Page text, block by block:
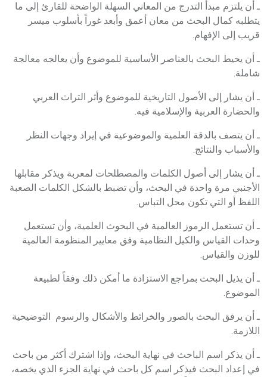
ـ أن يلتزم مبدأ التدرج من المعاني السهلة الواضحة للقارئ إلى ما
يتطلبه كمال البحث من معان أعمق وأبعد غوراً بأسلوب ميسر
قريب إلى الإفهام.
ـ أن يحيط البحث بالعناصر الأساسية للموضوع وأن يعالجه معالجة
شاملة.
ـ أن يشار إلى الأصول التاريخية للموضوع وأثر التراث العربي
والحضارة العربية والإسلامية فيه.
ـ أن يتصف بالدقة العلمية والموضوعية في إيراد وجهات النظر
والأسباب والنتائج.
ـ أن يشار إلى أصول الكلمات والمصطلحات لمعربة ويذكر مقابلها
الأجنبي مرة واحدة في البحث، وأن تضبط بالشكل الكلمات الصعبة
اللفظ أو التي تكون محل التباس.
ـ أن تستعمل الرموز العالمية في البحوث العلمية، وأن تستعمل
وحدات القياس والكيل النظامية وفق معايير المنظومة العالمية
للوزن والقياس.
ـ أن يذيل البحث بمراجع الاستزادة ما أمكن ذلك وفقاً لطبيعة
الموضوع.
ـ أن يرفق البحث بالصور والخرائط والأشكال والرسوم التوضيحية
اللازمة.
ـ أن يذكر اسم الباحث في نهاية البحث، وإذا اشترك أكثر من باحث
في إعداد البحث فيذكر اسم كل باحث في نهاية الجزء الذي يخصه،